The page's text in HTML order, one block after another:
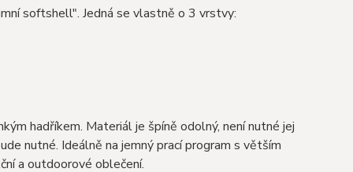
softshell". Jedná se vlastně o 3 vrstvy:
hadříkem. Materiál je špíně odolný, není nutné jej
nutné. Ideálně na jemný prací program s větším
a outdoorové oblečení.